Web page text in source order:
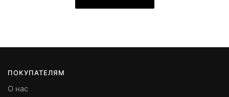
ПОКУПАТЕЛЯМ
О нас